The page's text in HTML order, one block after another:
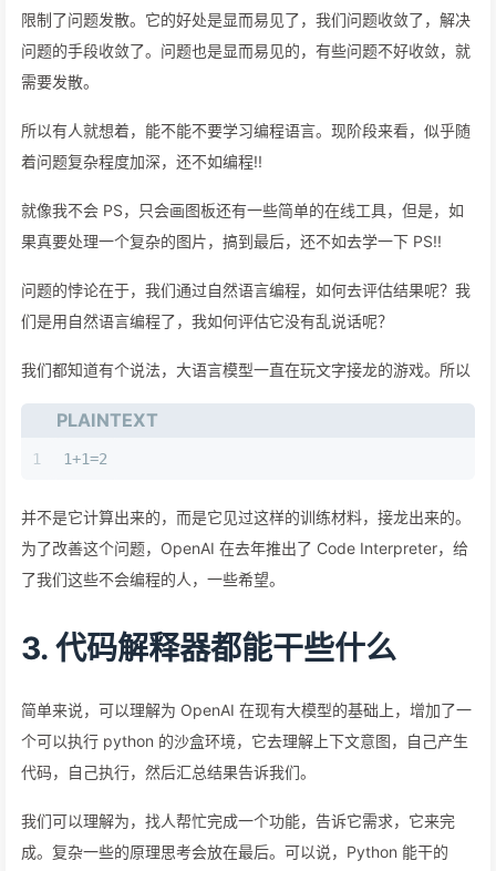
限制了问题发散。它的好处是显而易见了，我们问题收敛了，解决
问题的手段收敛了。问题也是显而易见的，有些问题不好收敛，就
需要发散。
所以有人就想着，能不能不要学习编程语言。现阶段来看，似乎随
着问题复杂程度加深，还不如编程!!
就像我不会 PS，只会画图板还有一些简单的在线工具，但是，如
果真要处理一个复杂的图片，搞到最后，还不如去学一下 PS!!
问题的悖论在于，我们通过自然语言编程，如何去评估结果呢？我
们是用自然语言编程了，我如何评估它没有乱说话呢？
我们都知道有个说法，大语言模型一直在玩文字接龙的游戏。所以
PLAINTEXT
1 1+1=2
并不是它计算出来的，而是它见过这样的训练材料，接龙出来的。
为了改善这个问题，OpenAI 在去年推出了 Code Interpreter，给
了我们这些不会编程的人，一些希望。
3. 代码解释器都能干些什么
简单来说，可以理解为 OpenAI 在现有大模型的基础上，增加了一
个可以执行 python 的沙盒环境，它去理解上下文意图，自己产生
代码，自己执行，然后汇总结果告诉我们。
我们可以理解为，找人帮忙完成一个功能，告诉它需求，它来完
成。复杂一些的原理思考会放在最后。可以说，Python 能干的